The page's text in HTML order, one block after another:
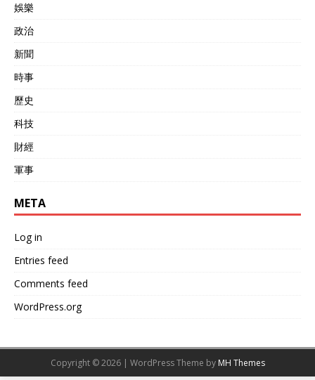
娛樂
政治
新聞
時事
歷史
科技
財經
軍事
META
Log in
Entries feed
Comments feed
WordPress.org
Copyright © 2026 | WordPress Theme by MH Themes